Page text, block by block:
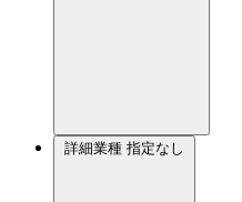
詳細業種 指定なし